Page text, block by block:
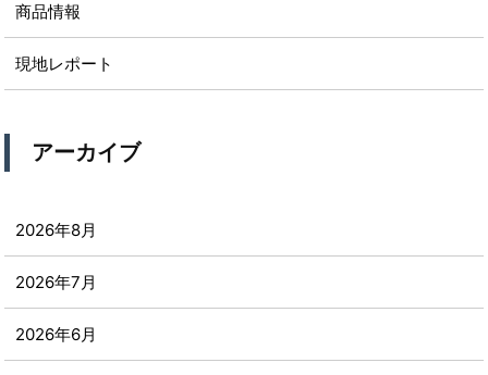
商品情報
現地レポート
アーカイブ
2026年8月
2026年7月
2026年6月